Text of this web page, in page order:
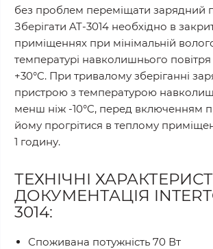
без проблем переміщати зарядний
Зберігати AT-3014 необхідно в
приміщеннях при мінімальній
температурі навколишнього повітря
+30°C. При тривалому зберіганні
пристрою з температурою
менш ніж -10°C, перед включенням
йому прогрітися в теплому
1 годину.
ТЕХНІЧНІ
ДОКУМЕНТАЦІЯ
3014:
Споживана потужність 70 Вт